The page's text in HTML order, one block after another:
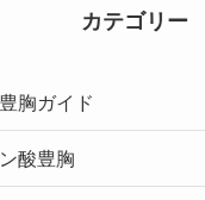
カテゴリー
胸ガイド
酸豊胸